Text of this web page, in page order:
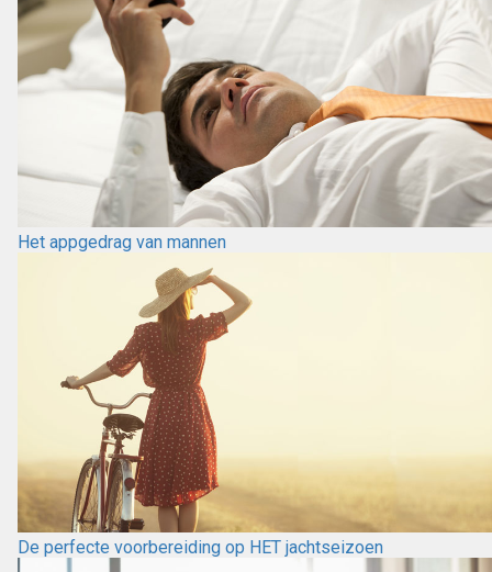
Het appgedrag van mannen
De perfecte voorbereiding op HET jachtseizoen